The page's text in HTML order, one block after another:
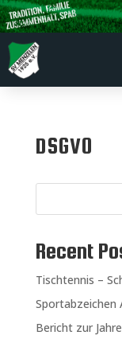
DSGVO
Recent
Tischtennis –
Sportabzeichen
Bericht zur